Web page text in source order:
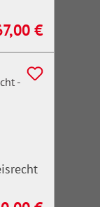
Preis:
€